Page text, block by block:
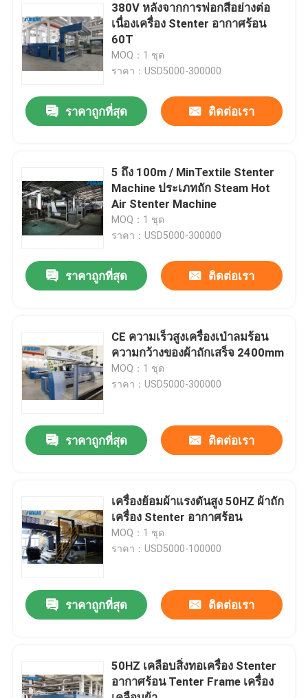
เกี่ยวกับเรา
ทัวร์โรงงาน
ติดต่อเรา
ขอใบเสนอราคา
เครื่อง Stenter สิ่งทอ
เครื่องใส่ผ้า
380V หลังจากการฟอกสีอย่างต่อ
เนื่องเครื่อง Stenter อากาศร้อน
60T
MOQ：1 ชุด
ราคา：USD5000-300000
ราคาถูกที่สุด ติดต่อเรา
5 ถึง 100m / MinTextile Stenter
Machine ประเภทถัก Steam Hot
Air Stenter Machine
MOQ：1 ชุด
ราคา：USD5000-300000
ราคาถูกที่สุด ติดต่อเรา
CE ความเร็วสูงเครื่องเป่าลมร้อน
ความกว้างของผ้าถักเสร็จ 2400mm
MOQ：1 ชุด
ราคา：USD5000-300000
ราคาถูกที่สุด ติดต่อเรา
เครื่องย้อมผ้าแรงดันสูง 50HZ ผ้าถัก
เครื่อง Stenter อากาศร้อน
MOQ：1 ชุด
ราคา：USD5000-100000
ราคาถูกที่สุด ติดต่อเรา
50HZ เคลือบสิ่งทอเครื่อง Stenter
อากาศร้อน Tenter Frame เครื่อง